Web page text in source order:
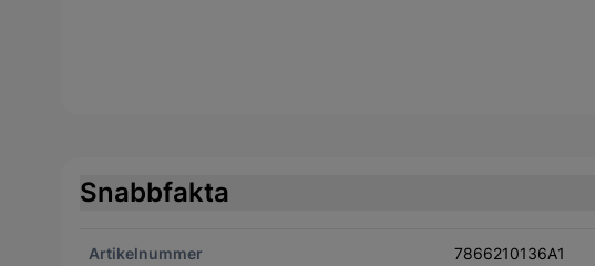
Snabbfakta
Artikelnummer 7866210136A1